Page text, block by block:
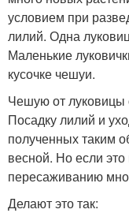
условием при
лилий. Одна
Маленькие
кусочке чешуи.
Чешую от луковицы
Посадку лилий и
полученных таким
весной. Но если
пересаживанию
Делают это так: